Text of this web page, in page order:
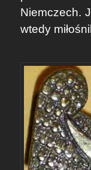
Niemczech.
wtedy